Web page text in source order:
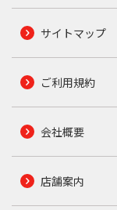
サイトマップ
ご利用規約
会社概要
店舗案内